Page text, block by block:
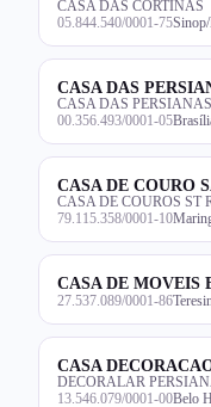
CASA DAS CORTINAS
05.844.540/0001-75
CASA DAS
CASA DAS PERSIANAS
00.356.493/0001-05
CASA DE COURO
CASA DE COUROS ST
79.115.358/0001-10
CASA DE MOVEIS
27.537.089/0001-86
CASA
DECORALAR
13.546.079/0001-00Belo